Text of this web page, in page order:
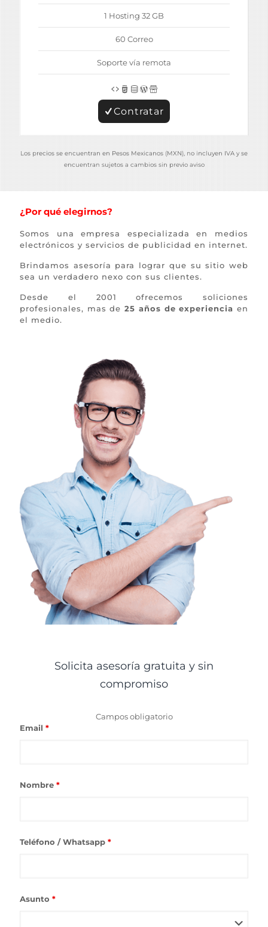
1 Hosting 32 GB
60 Correo
Soporte vía remota
Contratar
Los precios se encuentran en Pesos Mexicanos (MXN), no incluyen IVA y se
encuentran sujetos a cambios sin previo aviso
¿Por qué elegirnos?
Somos una empresa especializada en medios
electrónicos y servicios de publicidad en internet.
Brindamos asesoría para lograr que su sitio web
sea un verdadero nexo con sus clientes.
Desde el 2001 ofrecemos soliciones
profesionales, mas de25 años de experiencia en
el medio.
Solicita asesoría gratuita y sin
compromiso
Campos obligatorio
Email *
Nombre *
Teléfono / Whatsapp *
Asunto *